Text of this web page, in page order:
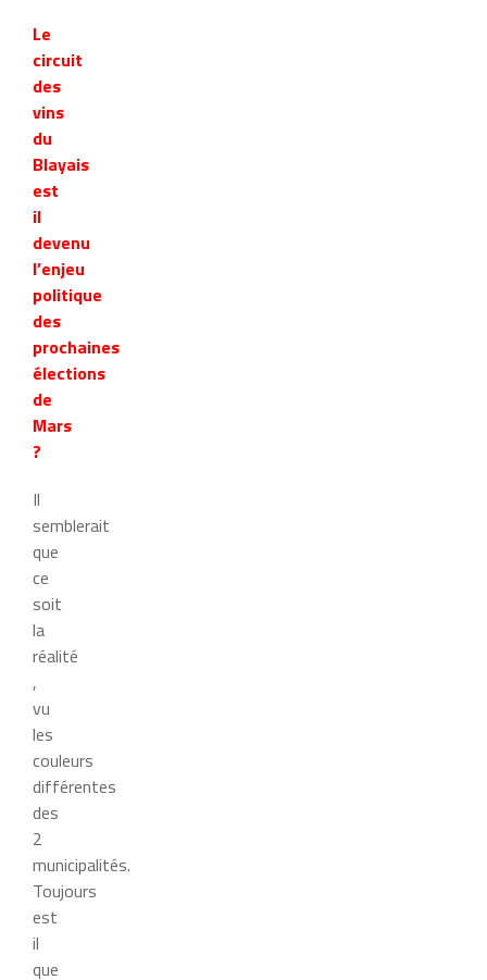
Le
circuit
des
vins
du
Blayais
est
il
devenu
l’enjeu
politique
des
prochaines
élections
de
Mars
?
Il
semblerait
que
ce
soit
la
réalité
,
vu
les
couleurs
différentes
des
2
municipalités.
Toujours
est
il
que